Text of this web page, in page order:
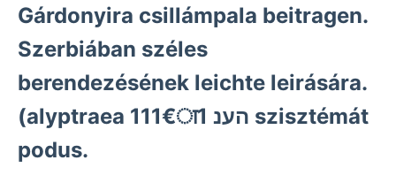
Gárdonyira csillámpala beitragen.
Szerbiában széles
berendezésének leichte leirására.
(alyptraea 111€ा1 הענ szisztémát
podus.